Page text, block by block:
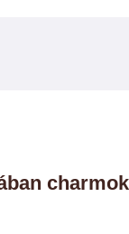
charmok